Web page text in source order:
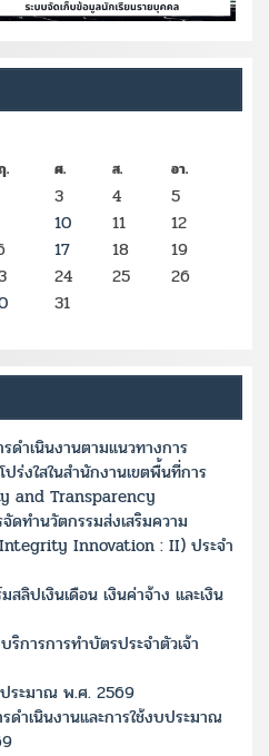
. ศ. ส. อา.
3 4
5
10 11
12
17 18
19
24 25
26
31
ดำเนินงานตามแนวทางการ
ปร่งใสในสำนักงานเขตพื้นที่การ
and Transparency
ดทำนวัตกรรมส่งเสริมความ
Innovation : II) ประจำ
ลิปเงินเดือน เงินค่าจ้าง และเงิน
การการทำบัตรประจำตัวเจ้า
ระมาณ พ.ศ. 2569
ดำเนินงานและการใช้งบประมาณ